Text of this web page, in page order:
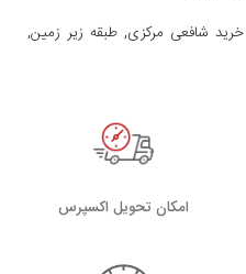
خرید شافعی مرکزی, طبقه زیر زمین,
اﻣﮑﺎن ﺗﺤﻮﯾﻞ اﮐﺴﭙﺮس